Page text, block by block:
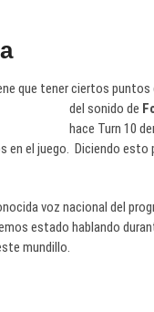
que tener ciertos
del sonido de
hace Turn 10
en el juego. Diciendo
voz nacional del
estado hablando
mundillo.